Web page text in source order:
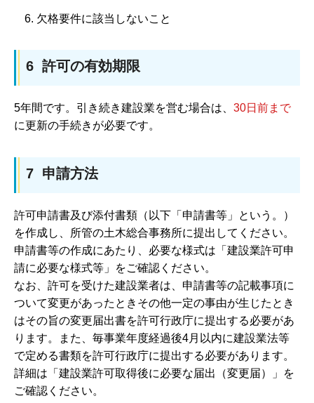
欠格要件に該当しないこと
6 許可の有効期限
5年間です。引き続き建設業を営む場合は、 30日前まで
に更新の手続きが必要です。
7 申請方法
許可申請書及び添付書類（以下「申請書等」という。）
を作成し、所管の土木総合事務所に提出してください。
申請書等の作成にあたり、必要な様式は「建設業許可申
請に必要な様式等」をご確認ください。
なお、許可を受けた建設業者は、申請書等の記載事項に
ついて変更があったときその他一定の事由が生じたとき
はその旨の変更届出書を許可行政庁に提出する必要があ
ります。また、毎事業年度経過後4月以内に建設業法等
で定める書類を許可行政庁に提出する必要があります。
詳細は「建設業許可取得後に必要な届出（変更届）」を
ご確認ください。